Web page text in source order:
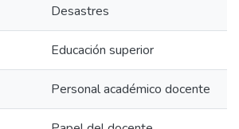
Desastres
Educación superior
Personal académico docente